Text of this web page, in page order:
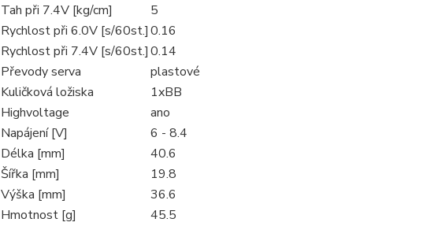
Tah při 7.4V [kg/cm]
5
Rychlost při 6.0V [s/60st.]0.16
Rychlost při 7.4V [s/60st.]0.14
Převody serva
plastové
Kuličková ložiska
1xBB
Highvoltage
ano
Napájení [V]
6 - 8.4
Délka [mm]
40.6
Šířka [mm]
19.8
Výška [mm]
36.6
Hmotnost [g]
45.5